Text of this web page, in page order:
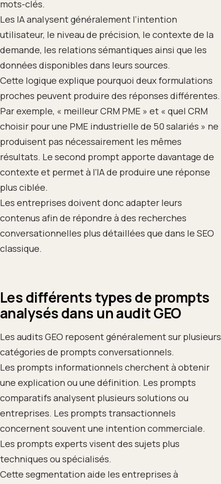
mots-clés.
Les IA analysent généralement l’intention
utilisateur, le niveau de précision, le contexte de la
demande, les relations sémantiques ainsi que les
données disponibles dans leurs sources.
Cette logique explique pourquoi deux formulations
proches peuvent produire des réponses différentes.
Par exemple, « meilleur CRM PME » et « quel CRM
choisir pour une PME industrielle de 50 salariés » ne
produisent pas nécessairement les mêmes
résultats. Le second prompt apporte davantage de
contexte et permet à l’IA de produire une réponse
plus ciblée.
Les entreprises doivent donc adapter leurs
contenus afin de répondre à des recherches
conversationnelles plus détaillées que dans le SEO
classique.
Les différents types de prompts
analysés dans un audit GEO
Les audits GEO reposent généralement sur plusieurs
catégories de prompts conversationnels.
Les prompts informationnels cherchent à obtenir
une explication ou une définition. Les prompts
comparatifs analysent plusieurs solutions ou
entreprises. Les prompts transactionnels
concernent souvent une intention commerciale.
Les prompts experts visent des sujets plus
techniques ou spécialisés.
Cette segmentation aide les entreprises à